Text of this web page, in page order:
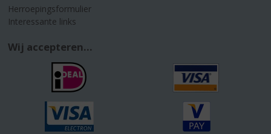
Herroepingsformulier
Interessante links
Wij accepteren...